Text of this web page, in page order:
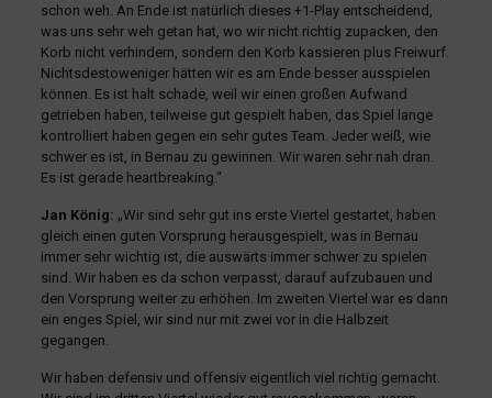
schon weh. An Ende ist natürlich dieses +1-Play entscheidend,
was uns sehr weh getan hat, wo wir nicht richtig zupacken, den
Korb nicht verhindern, sondern den Korb kassieren plus Freiwurf.
Nichtsdestoweniger hätten wir es am Ende besser ausspielen
können. Es ist halt schade, weil wir einen großen Aufwand
getrieben haben, teilweise gut gespielt haben, das Spiel lange
kontrolliert haben gegen ein sehr gutes Team. Jeder weiß, wie
schwer es ist, in Bernau zu gewinnen. Wir waren sehr nah dran.
Es ist gerade heartbreaking.“
Jan König: „Wir sind sehr gut ins erste Viertel gestartet, haben
gleich einen guten Vorsprung herausgespielt, was in Bernau
immer sehr wichtig ist, die auswärts immer schwer zu spielen
sind. Wir haben es da schon verpasst, darauf aufzubauen und
den Vorsprung weiter zu erhöhen. Im zweiten Viertel war es dann
ein enges Spiel, wir sind nur mit zwei vor in die Halbzeit
gegangen.
Wir haben defensiv und offensiv eigentlich viel richtig gemacht.